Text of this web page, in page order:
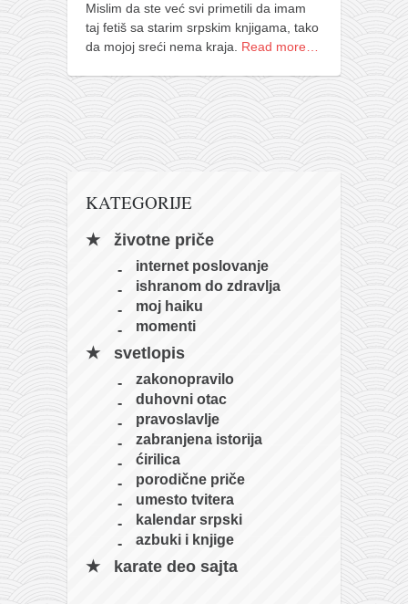
Mislim da ste već svi primetili da imam
taj fetiš sa starim srpskim knjigama, tako
da mojoj sreći nema kraja. Read more…
KATEGORIJE
životne priče
internet poslovanje
ishranom do zdravlja
moj haiku
momenti
svetlopis
zakonopravilo
duhovni otac
pravoslavlje
zabranjena istorija
ćirilica
porodične priče
umesto tvitera
kalendar srpski
azbuki i knjige
karate deo sajta